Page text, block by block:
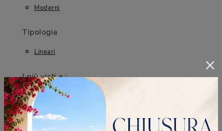
Moderni
Tipologia
Lineari
I più visti a :
Cologno Monzese
Vimercate